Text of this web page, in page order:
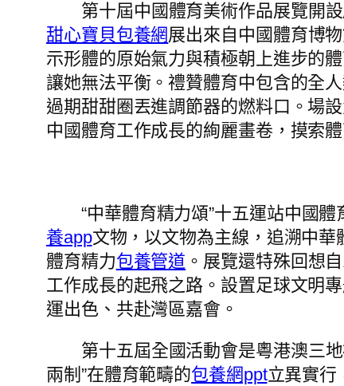
第十屆中國體育美術作品展覽開
甜心寶貝包養網展出來自中國體育博
示形體的原始氣力與積極朝上進步的
讓她無法平衡。禮贊體育中包含的全
過期甜甜圈丟進調節器的燃料口。場
中國體育工作成長的絢麗畫卷，摸索
“中華體育精力頌”十五運站中國
養app文物，以文物為主線，追溯中
體育精力包養管道 。展覽還特殊回想
工作成長的起飛之路。設置足球文明
運出色、共赴灣區嘉會。
第十五屆全國活動會是粵港澳三
兩制”在體育範疇的包養網ppt立異實行